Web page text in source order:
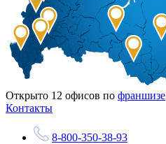
Открыто 12 офисов по франшизе
Контакты
8-800-350-38-93